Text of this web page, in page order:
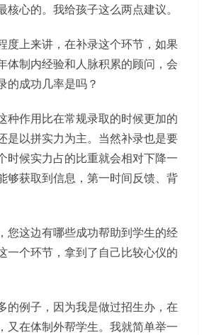
核心的。我给孩子这么两点建议。
度上来讲，在补录这个环节，如果
体制内经验和人脉积累的顾问，会
的成功几率是吗？
种作用比在常规录取的时候更加的
是以拼实力为主。当然补录也是要
时候实力占的比重就会相对下降一
够获取到信息，第一时间反馈、背
您这边有哪些成功帮助到学生的经
一个环节，拿到了自己比较心仪的
的例子，因为我是做过招生办，在
又在体制外帮学生。我就简单举一